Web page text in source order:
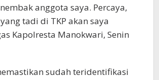
anggota saya. Percaya,
tadi di TKP akan saya
Kapolresta Manokwari, Senin
sudah teridentifikasi